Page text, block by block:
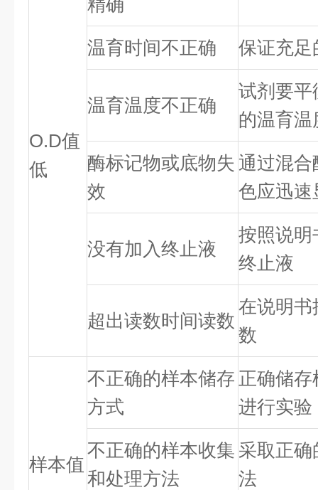
O.D值
低
精确
温育时间不正确 保证充足
温育温度不正确
试剂要平
的温育温
酶标记物或底物失
效
通过混
色应迅速
没有加入终止液
按照说明
终止液
超出读数时间读数
在说明书
数
样本值
不正确的样本储存
方式
正确储
进行实验
不正确的样本收集
和处理方法
采取正
法